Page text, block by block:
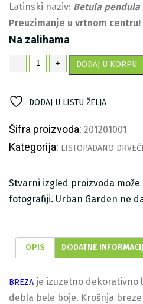
Latinski naziv: Betula pendula
Preuzimanje u vrtnom centru!
Na zalihama
-
Žalosna
breza
+ DODAJ U KORPU
DODAJ U LISTU ŽELJA
Šifra proizvoda: 201201001
Kategorija: LISTOPADANO
Stvarni izgled proizvoda
fotografiji. Urban Garden ne
OPIS DODATNE
BREZA je izuzetno
debla bele boje. Krošnja